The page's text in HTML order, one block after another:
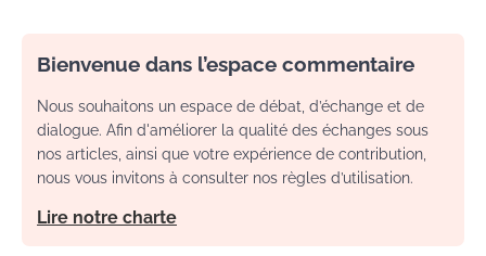
Bienvenue dans l’espace commentaire
Nous souhaitons un espace de débat, d’échange et de
dialogue. Afin d'améliorer la qualité des échanges sous
nos articles, ainsi que votre expérience de contribution,
nous vous invitons à consulter nos règles d’utilisation.
Lire notre charte